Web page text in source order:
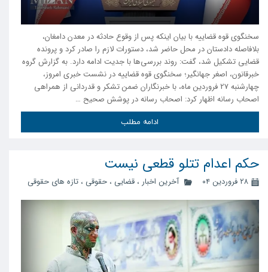
سخنگوی قوه قضاییه با بیان اینکه پس از وقوع حادثه در معدن دامغان،
بلافاصله دادستان در محل حاضر شد، دستورات لازم را صادر کرد و پرونده
قضایی تشکیل شد، گفت: روند بررسی‌ها با جدیت ادامه دارد. به گزارش گروه
خبرقانون، اصغر جهانگیر؛ سخنگوی قوه قضاییه در نشست خبری امروز،
چهارشنبه 27 فروردین ماه، با خبرنگاران ضمن تشکر و قدردانی از همراهی
اصحاب رسانه اظهار کرد: اصحاب رسانه در پوشش صحیح …
ادامه مطلب
حکم اعدام تتلو قطعی نیست
۲۸ فروردین ۰۴ آخرین اخبار ، قضایی ، حقوقی ، تازه های حقوقی